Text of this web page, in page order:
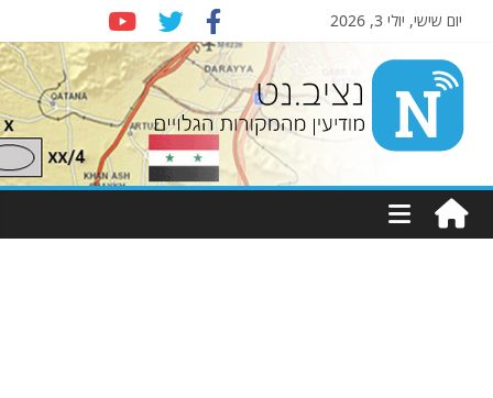
יום שישי, יולי 3, 2026
Nziv.net
מודיעין
מהמקורות